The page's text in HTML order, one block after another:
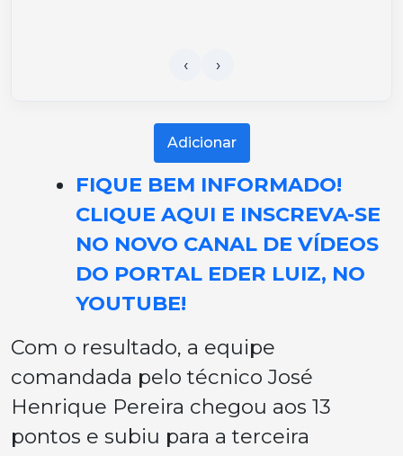
Adicionar
FIQUE BEM INFORMADO!
CLIQUE AQUI E INSCREVA-SE
NO NOVO CANAL DE VÍDEOS
DO PORTAL EDER LUIZ, NO
YOUTUBE!
Com o resultado, a equipe
comandada pelo técnico José
Henrique Pereira chegou aos 13
pontos e subiu para a terceira